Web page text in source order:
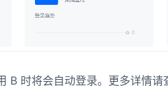
B 时将会自动登录。更多详情